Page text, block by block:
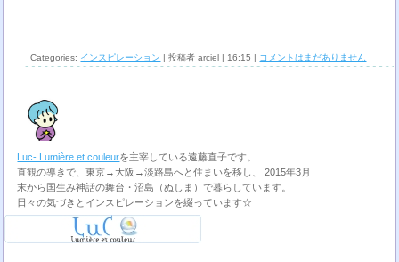
Categories: インスピレーション | 投稿者 arciel | 16:15 | コメントはまだありません
Luc- Lumière et couleurを主宰している遠藤直子です。
直観の導きで、東京→大阪→淡路島へと住まいを移し、 2015年3月
末から国生み神話の舞台・沼島（ぬしま）で暮らしています。
日々の気づきとインスピレーションを綴っています☆